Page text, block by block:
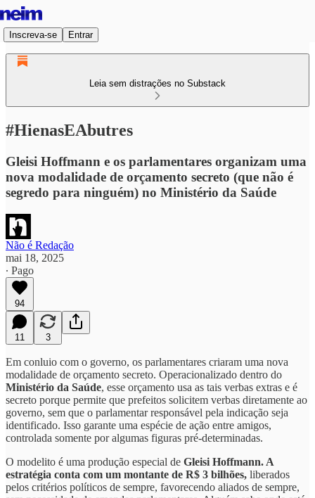
Inscreva-se Entrar
Leia sem distrações no Substack
#HienasEAbutres
Gleisi Hoffmann e os parlamentares organizam uma
nova modalidade de orçamento secreto (que não é
segredo para ninguém) no Ministério da Saúde
Não é Redação
mai 18, 2025
∙ Pago
94
11 3
Em conluio com o governo, os parlamentares criaram uma nova
modalidade de orçamento secreto. Operacionalizado dentro do
Ministério da Saúde, esse orçamento usa as tais verbas extras e é
secreto porque permite que prefeitos solicitem verbas diretamente ao
governo, sem que o parlamentar responsável pela indicação seja
identificado. Isso garante uma espécie de ação entre amigos,
controlada somente por algumas figuras pré-determinadas.
O modelito é uma produção especial de Gleisi Hoffmann. A
estratégia conta com um montante de R$ 3 bilhões, liberados
pelos critérios políticos de sempre, favorecendo aliados de sempre,